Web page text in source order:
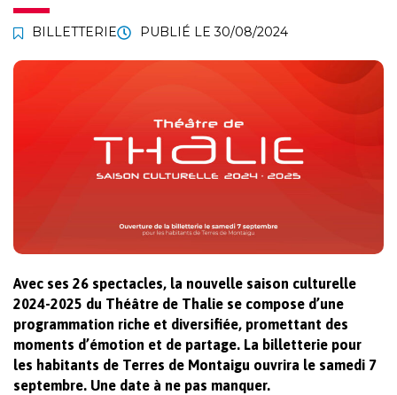
BILLETTERIE PUBLIÉ LE30/08/2024
Avec ses 26 spectacles, la nouvelle saison culturelle
2024-2025 du Théâtre de Thalie se compose d’une
programmation riche et diversifiée, promettant des
moments d’émotion et de partage. La billetterie pour
les habitants de Terres de Montaigu ouvrira le samedi 7
septembre. Une date à ne pas manquer.